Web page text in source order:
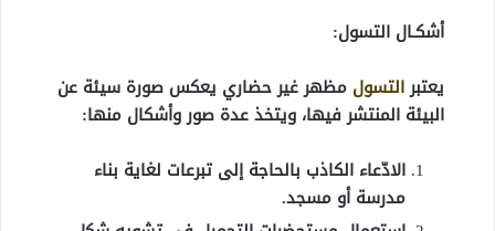
أشكـال التسول:
يعتبرالتسول مظهر غير حضاري يعكس صورة سيئة عن
البيئة المنتشر فيها، ويتخذ عدة صور وأشكال منها:
الادّعاء الكاذب بالحاجة إلى تبرعات لغاية بناء
مدرسة أو مسجد.